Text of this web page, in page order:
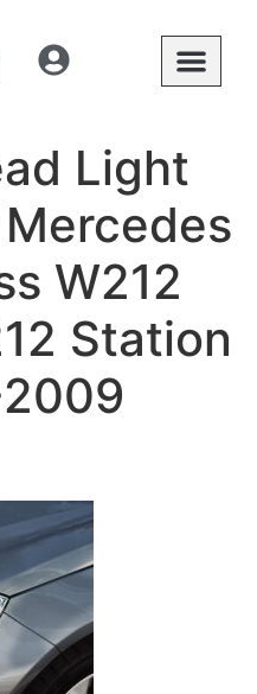
Light
W212
Station